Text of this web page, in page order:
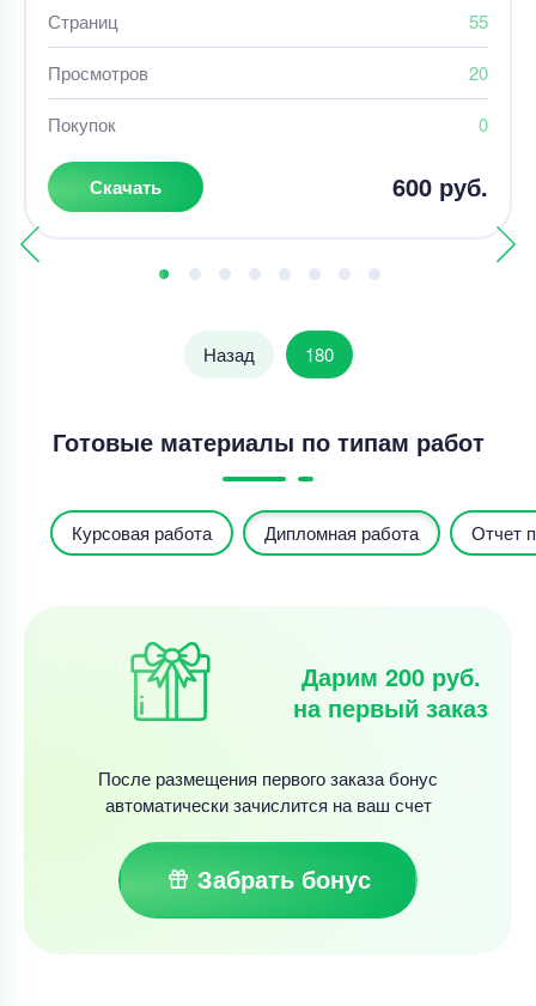
Страниц 55
Просмотров 20
Покупок 0
Скачать 600 руб.
Назад 180
Готовые материалы по типам работ
Курсовая работа Дипломная работа Отчет
Дарим 200 руб.
на первый заказ
После размещения первого заказа бонус
автоматически зачислится на ваш счет
Забрать бонус